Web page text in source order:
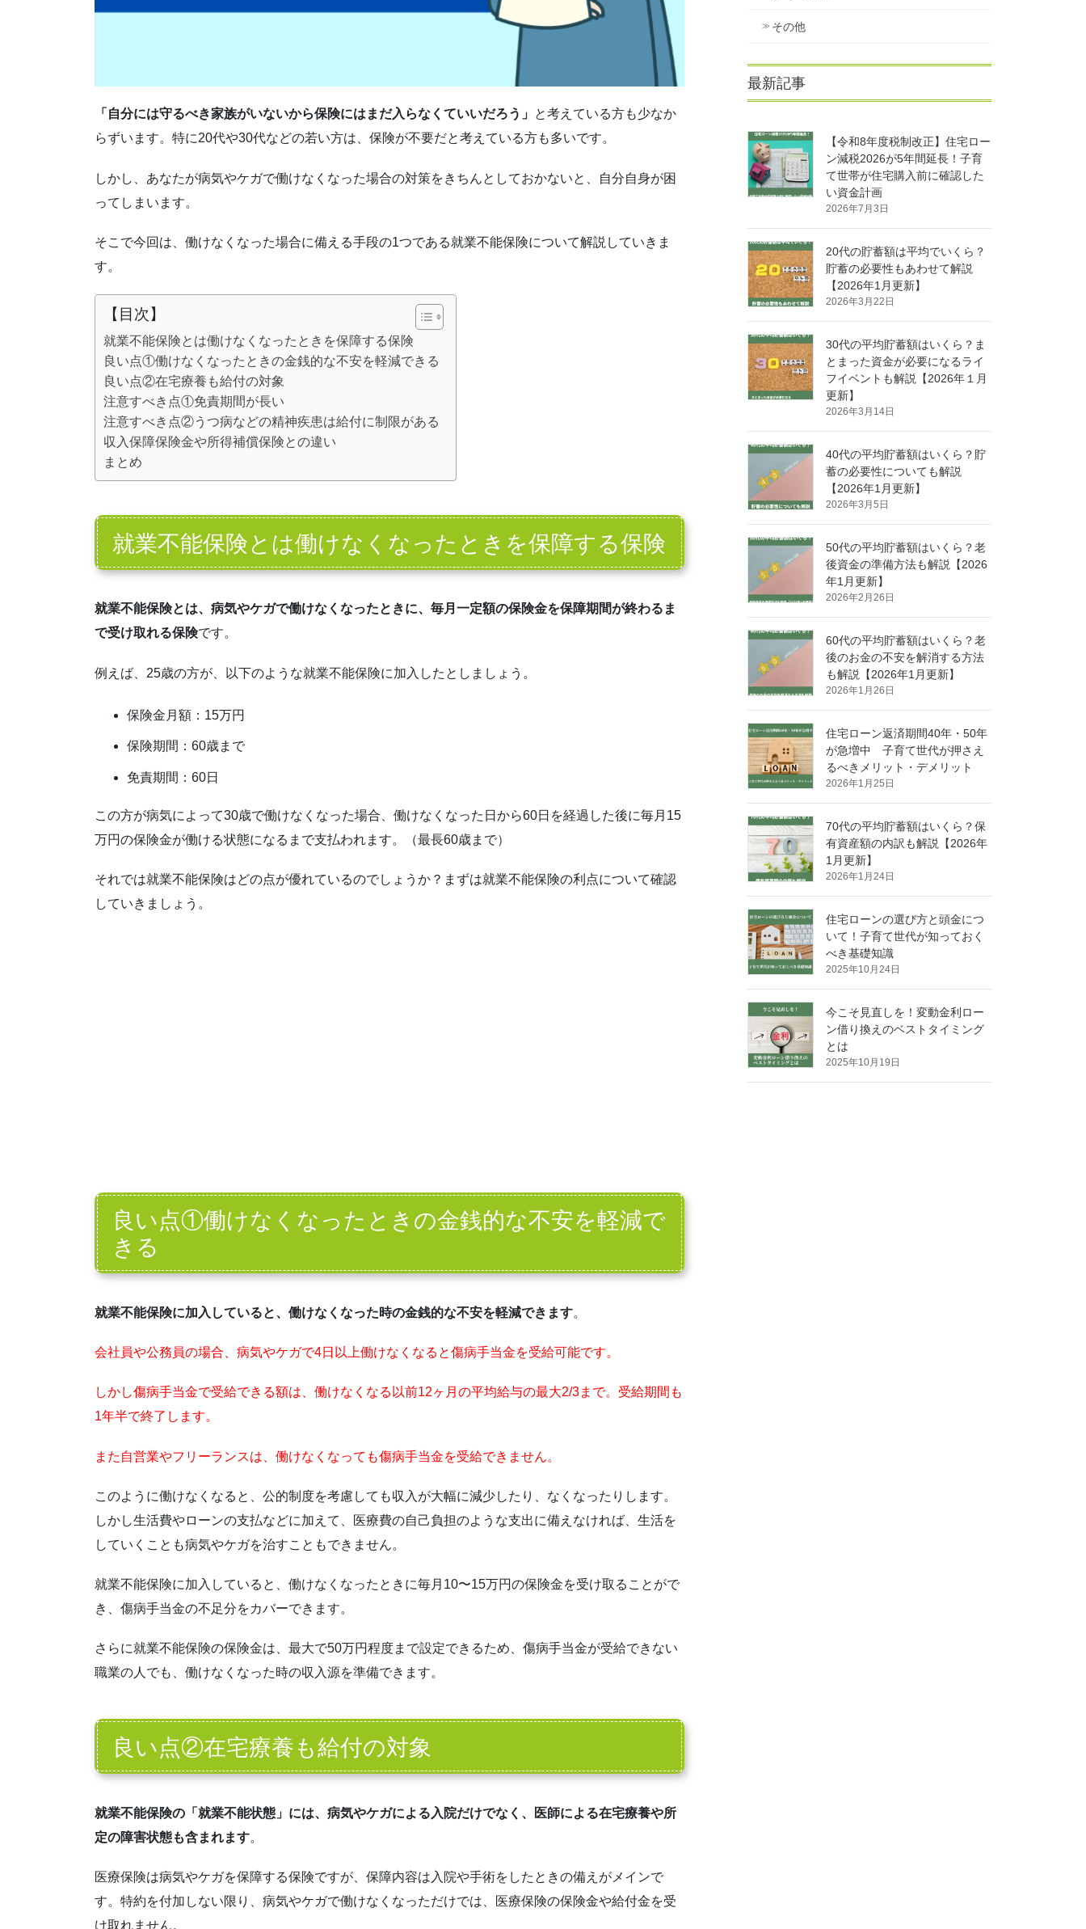
「自分には守るべき家族がいないから保険にはまだ入らなくていいだろう」 と考えている方も少なか
らずいます。特に20代や30代などの若い方は、保険が不要だと考えている方も多いです。
しかし、あなたが病気やケガで働けなくなった場合の対策をきちんとしておかないと、自分自身が困
ってしまいます。
そこで今回は、働けなくなった場合に備える手段の1つである就業不能保険について解説していきま
す。
【目次】
就業不能保険とは働けなくなったときを保障する保険
良い点①働けなくなったときの金銭的な不安を軽減できる
良い点②在宅療養も給付の対象
注意すべき点①免責期間が長い
注意すべき点②うつ病などの精神疾患は給付に制限がある
収入保障保険金や所得補償保険との違い
まとめ
就業不能保険とは働けなくなったときを保障する保険
就業不能保険とは、病気やケガで働けなくなったときに、毎月一定額の保険金を保障期間が終わるま
で受け取れる保険です。
例えば、25歳の方が、以下のような就業不能保険に加入したとしましょう。
保険金月額：15万円
保険期間：60歳まで
免責期間：60日
この方が病気によって30歳で働けなくなった場合、働けなくなった日から60日を経過した後に毎月15
万円の保険金が働ける状態になるまで支払われます。（最長60歳まで）
それでは就業不能保険はどの点が優れているのでしょうか？まずは就業不能保険の利点について確認
していきましょう。
良い点①働けなくなったときの金銭的な不安を軽減で
きる
就業不能保険に加入していると、働けなくなった時の金銭的な不安を軽減できます。
会社員や公務員の場合、病気やケガで4日以上働けなくなると傷病手当金を受給可能です。
しかし傷病手当金で受給できる額は、働けなくなる以前12ヶ月の平均給与の最大2/3まで。受給期間も
1年半で終了します。
また自営業やフリーランスは、働けなくなっても傷病手当金を受給できません。
このように働けなくなると、公的制度を考慮しても収入が大幅に減少したり、なくなったりします。
しかし生活費やローンの支払などに加えて、医療費の自己負担のような支出に備えなければ、生活を
していくことも病気やケガを治すこともできません。
就業不能保険に加入していると、働けなくなったときに毎月10〜15万円の保険金を受け取ることがで
き、傷病手当金の不足分をカバーできます。
さらに就業不能保険の保険金は、最大で50万円程度まで設定できるため、傷病手当金が受給できない
職業の人でも、働けなくなった時の収入源を準備できます。
良い点②在宅療養も給付の対象
就業不能保険の「就業不能状態」には、病気やケガによる入院だけでなく、医師による在宅療養や所
定の障害状態も含まれます。
医療保険は病気やケガを保障する保険ですが、保障内容は入院や手術をしたときの備えがメインで
す。特約を付加しない限り、病気やケガで働けなくなっただけでは、医療保険の保険金や給付金を受
け取れません。
その他
最新記事
【令和8年度税制改正】住宅ロー
ン減税2026が5年間延長！子育
て世帯が住宅購入前に確認した
い資金計画
2026年7月3日
20代の貯蓄額は平均でいくら？
貯蓄の必要性もあわせて解説
【2026年1月更新】
2026年3月22日
30代の平均貯蓄額はいくら？ま
とまった資金が必要になるライ
フイベントも解説【2026年１月
更新】
2026年3月14日
40代の平均貯蓄額はいくら？貯
蓄の必要性についても解説
【2026年1月更新】
2026年3月5日
50代の平均貯蓄額はいくら？老
後資金の準備方法も解説【2026
年1月更新】
2026年2月26日
60代の平均貯蓄額はいくら？老
後のお金の不安を解消する方法
も解説【2026年1月更新】
2026年1月26日
住宅ローン返済期間40年・50年
が急増中 子育て世代が押さえ
るべきメリット・デメリット
2026年1月25日
70代の平均貯蓄額はいくら？保
有資産額の内訳も解説【2026年
1月更新】
2026年1月24日
住宅ローンの選び方と頭金につ
いて！子育て世代が知っておく
べき基礎知識
2025年10月24日
今こそ見直しを！変動金利ロー
ン借り換えのベストタイミング
とは
2025年10月19日